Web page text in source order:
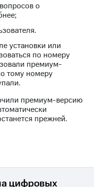
о
установки или
по номеру
премиум-
тому номеру
премиум-версию
прежней.
цифровых